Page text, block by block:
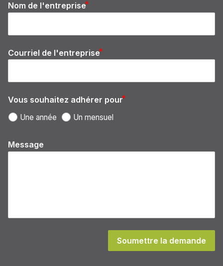
Nom de l'entreprise
Courriel de l'entreprise
Vous souhaitez adhérer pour
Une année Un mensuel
Message
Soumettre la demande